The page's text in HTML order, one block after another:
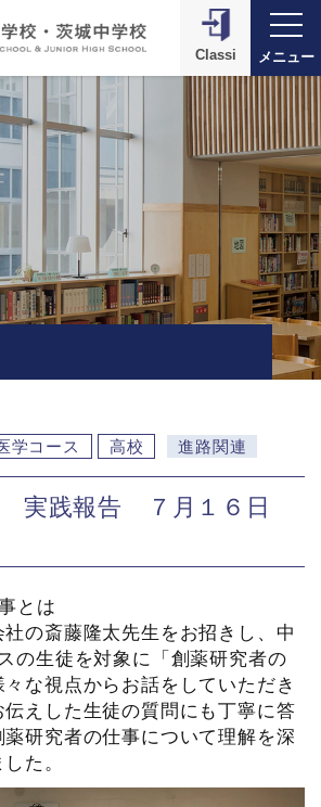
Classi メニュー
学コース 高校 進路関連
実践報告 ７月１６日
とは
の斎藤隆太先生をお招きし、中
の生徒を対象に「創薬研究者の
な視点からお話をしていただき
伝えした生徒の質問にも丁寧に答
薬研究者の仕事について理解を深
た。